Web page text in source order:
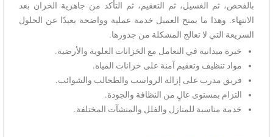
بالفحص، ثم الغسيل، ثم التعقيم، ثم التأكد من جاهزية الخزان بعد
الانتهاء. وهذا ما يمنح العميل خدمة عملية وواضحة بعيدًا عن الحلول
السريعة التي لا تعالج المشكلة من جذورها.
خبرة ميدانية في التعامل مع الخزانات العلوية والأرضية.
مواد تنظيف وتعقيم آمنة على خزانات المياه.
فريق مدرب على إزالة الرواسب والطحالب والشوائب.
التزام بمستوى عالٍ من النظافة والجودة.
خدمة مناسبة للمنازل والفلل والمنشآت المختلفة.